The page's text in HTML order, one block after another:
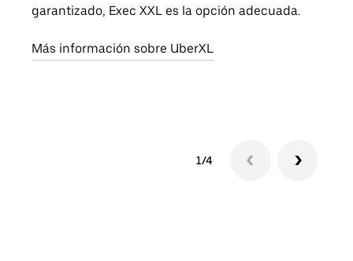
garantizado, Exec XXL es la opción adecuada.
Más información sobre UberXL
1/4